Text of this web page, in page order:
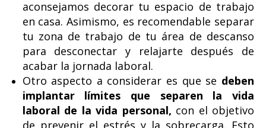
aconsejamos decorar tu espacio de trabajo
en casa. Asimismo, es recomendable separar
tu zona de trabajo de tu área de descanso
para desconectar y relajarte después de
acabar la jornada laboral.
Otro aspecto a considerar es que se deben
implantar límites que separen la vida
laboral de la vida personal, con el objetivo
de prevenir el estrés y la sobrecarga. Esto